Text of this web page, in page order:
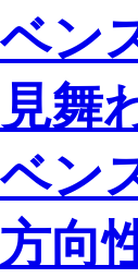
ン
舞
ン
向